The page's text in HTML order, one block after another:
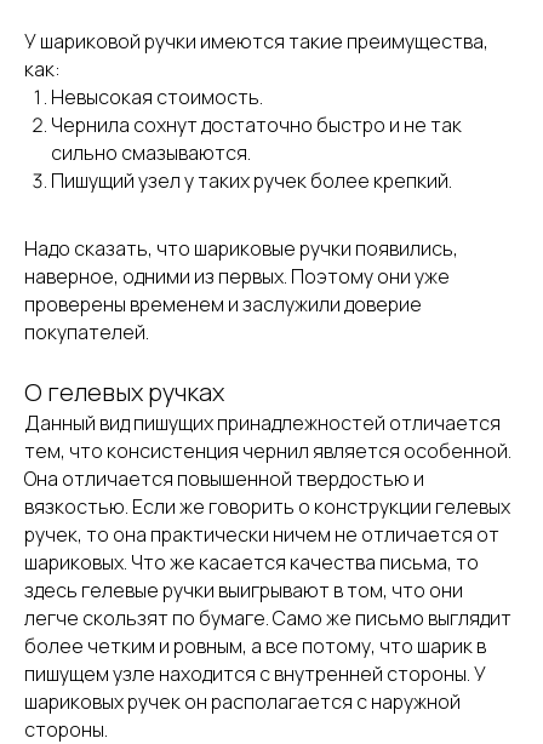
У шариковой ручки имеются такие преимущества,
как:
Невысокая стоимость.
Чернила сохнут достаточно быстро и не так
сильно смазываются.
Пишущий узел у таких ручек более крепкий.
Надо сказать, что шариковые ручки появились,
наверное, одними из первых. Поэтому они уже
проверены временем и заслужили доверие
покупателей.
О гелевых ручках
Данный вид пишущих принадлежностей отличается
тем, что консистенция чернил является особенной.
Она отличается повышенной твердостью и
вязкостью. Если же говорить о конструкции гелевых
ручек, то она практически ничем не отличается от
шариковых. Что же касается качества письма, то
здесь гелевые ручки выигрывают в том, что они
легче скользят по бумаге. Само же письмо выглядит
более четким и ровным, а все потому, что шарик в
пишущем узле находится с внутренней стороны. У
шариковых ручек он располагается с наружной
стороны.